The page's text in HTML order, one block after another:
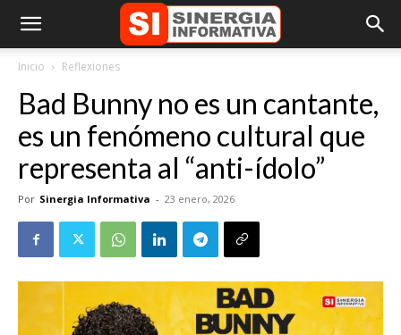
Inicio Reflexiones
Bad Bunny no es un cantante,
es un fenómeno cultural que
representa al “anti-ídolo”
Por Sinergia Informativa - 23 enero, 2026